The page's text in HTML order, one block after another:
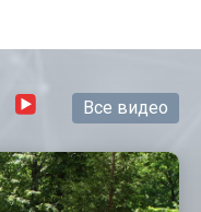
Все видео